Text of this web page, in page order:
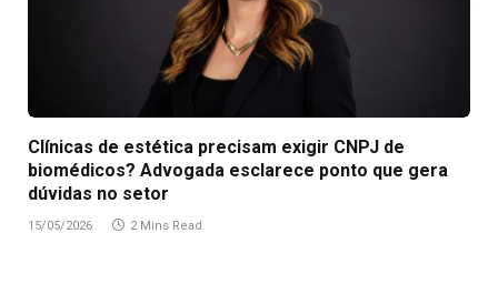
Clínicas de estética precisam exigir CNPJ de
biomédicos? Advogada esclarece ponto que gera
dúvidas no setor
15/05/2026 2 Mins Read